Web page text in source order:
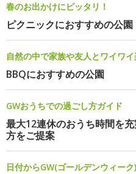
春のお出かけにピッタリ！
ピクニックにおすすめの公園
自然の中で家族や友人とワイワイ
BBQにおすすめの公園
GWおうちでの過ごし方ガイド
最大12連休のおうち時間を
方をご提案
日付からGW(ゴールデンウィー